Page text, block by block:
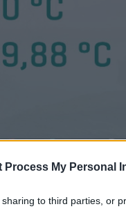
Process My Personal
to third parties, or